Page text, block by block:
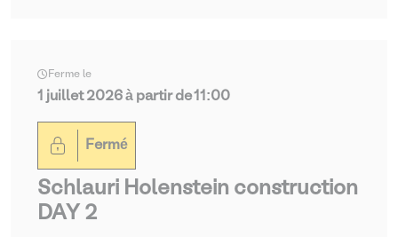
Ferme le
1 juillet 2026 à partir de 11:00
Fermé
Schlauri Holenstein construction
DAY 2